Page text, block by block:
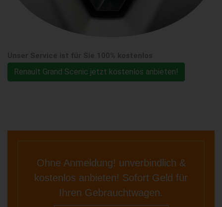
Renault Grand Scenic jetzt kostenlos anbieten!
Ohne Anmeldung! unverbindlich &
kostenlos anbieten! Sofort Geld für
Ihren Gebrauchtwagen.